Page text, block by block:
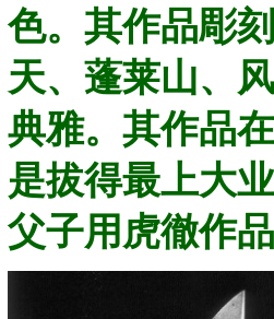
色。其作品彫
天、蓬莱山、
典雅。其作品
是拔得最上大
父子用虎徹作